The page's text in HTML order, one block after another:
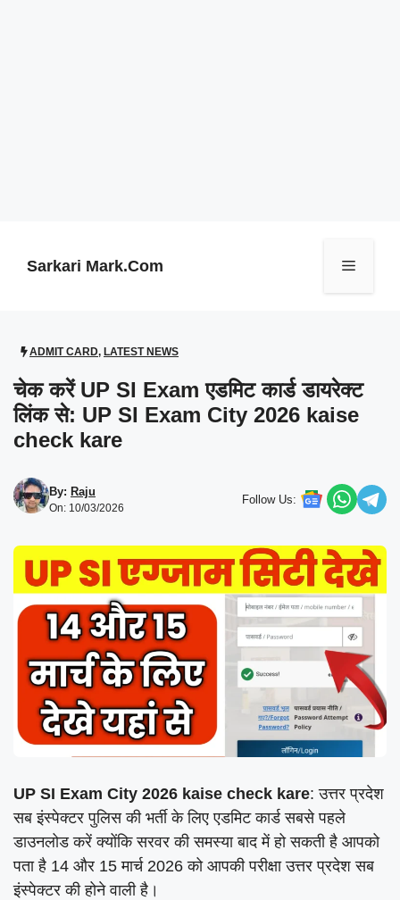
Sarkari Mark.Com Menu
ADMIT CARD, LATEST NEWS
चेक करें UP SI Exam एडमिट कार्ड डायरेक्ट
लिंक से: UP SI Exam City 2026 kaise
check kare
By: Raju
On: 10/03/2026
Follow Us:
UP SI Exam City 2026 kaise check kare: उत्तर प्रदेश
सब इंस्पेक्टर पुलिस की भर्ती के लिए एडमिट कार्ड सबसे पहले
डाउनलोड करें क्योंकि सरवर की समस्या बाद में हो सकती है आपको
पता है 14 और 15 मार्च 2026 को आपकी परीक्षा उत्तर प्रदेश सब
इंस्पेक्टर की होने वाली है।